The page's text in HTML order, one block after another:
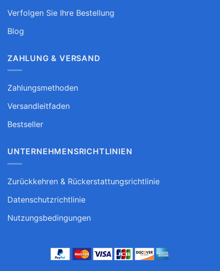
Verfolgen Sie Ihre Bestellung
Blog
ZAHLUNG & VERSAND
Zahlungsmethoden
Versandleitfaden
Bestseller
UNTERNEHMENSRICHTLINIEN
Zurückkehren & Rückerstattungsrichtlinie
Datenschutzrichtlinie
Nutzungsbedingungen